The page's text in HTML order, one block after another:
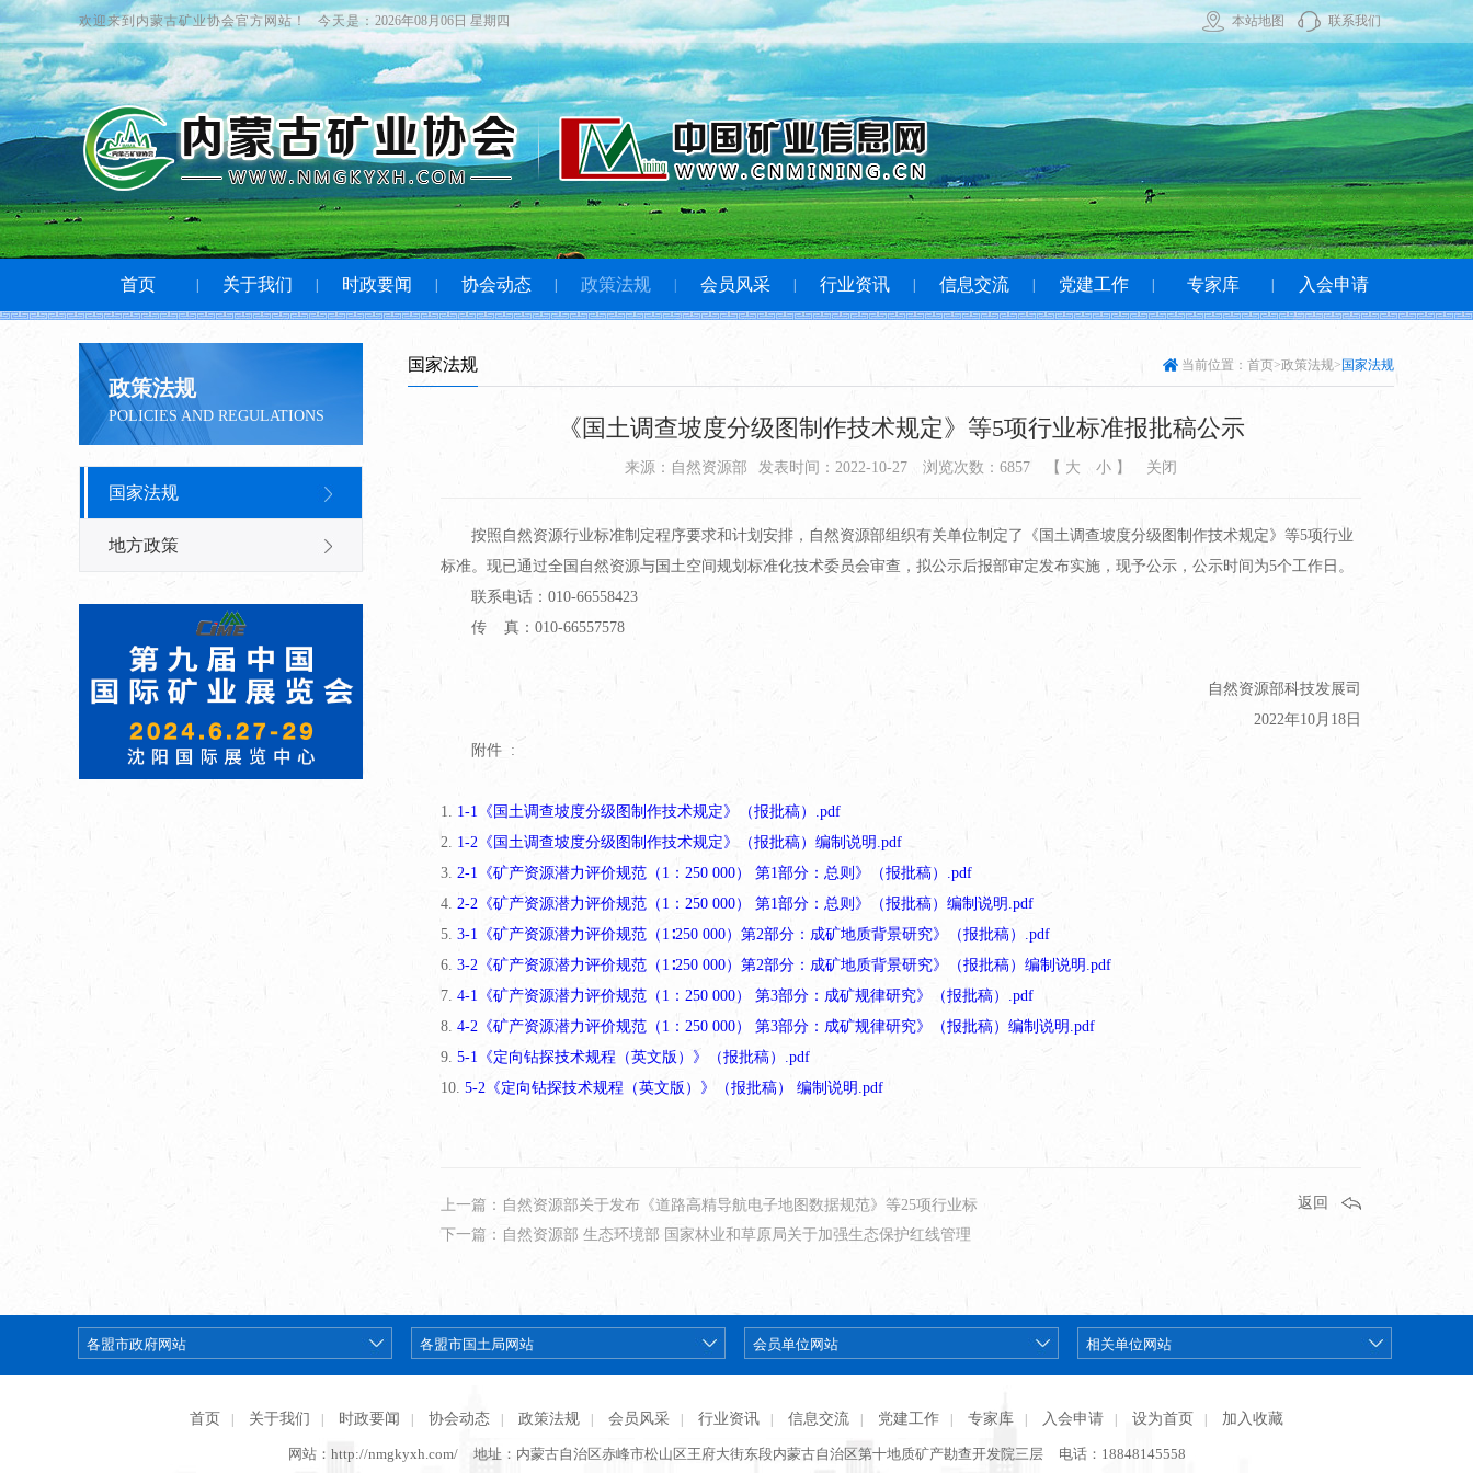
本站地图 联系我们
欢迎来到内蒙古矿业协会官方网站！ 今天是： 2026年08月06日 星期四
首页 关于我们 时政要闻 协会动态 政策法规 会员风采 行业资讯 信息交流 党建工作 专家库 入会申请
政策法规
POLICIES AND REGULATIONS
国家法规
地方政策
当前位置： 首页>政策法规> 国家法规
国家法规
《国土调查坡度分级图制作技术规定》等5项行业标准报批稿公示
来源：自然资源部 发表时间：2022-10-27 浏览次数： 6857 【 大 小 】 关闭
按照自然资源行业标准制定程序要求和计划安排，自然资源部组织有关单位制定了《国土调查坡度分级图制作技术规定》等5项行业
标准。现已通过全国自然资源与国土空间规划标准化技术委员会审查，拟公示后报部审定发布实施，现予公示，公示时间为5个工作日。
联系电话：010-66558423
传 真：010-66557578
自然资源部科技发展司
2022年10月18日
附件 :
1. 1-1《国土调查坡度分级图制作技术规定》（报批稿）.pdf
2. 1-2《国土调查坡度分级图制作技术规定》（报批稿）编制说明.pdf
3. 2-1《矿产资源潜力评价规范（1：250 000） 第1部分：总则》（报批稿）.pdf
4. 2-2《矿产资源潜力评价规范（1：250 000） 第1部分：总则》（报批稿）编制说明.pdf
5. 3-1《矿产资源潜力评价规范（1∶250 000）第2部分：成矿地质背景研究》（报批稿）.pdf
6. 3-2《矿产资源潜力评价规范（1∶250 000）第2部分：成矿地质背景研究》（报批稿）编制说明.pdf
7. 4-1《矿产资源潜力评价规范（1：250 000） 第3部分：成矿规律研究》（报批稿）.pdf
8. 4-2《矿产资源潜力评价规范（1：250 000） 第3部分：成矿规律研究》（报批稿）编制说明.pdf
9. 5-1《定向钻探技术规程（英文版）》（报批稿）.pdf
10. 5-2《定向钻探技术规程（英文版）》（报批稿） 编制说明.pdf
上一篇：自然资源部关于发布《道路高精导航电子地图数据规范》等25项行业标
下一篇：自然资源部 生态环境部 国家林业和草原局关于加强生态保护红线管理
返回
首页 关于我们 时政要闻 协会动态 政策法规 会员风采 行业资讯 信息交流 党建工作 专家库 入会申请 设为首页 加入收藏
网站：http://nmgkyxh.com/ 地址：内蒙古自治区赤峰市松山区王府大街东段内蒙古自治区第十地质矿产勘查开发院三层 电话：18848145558